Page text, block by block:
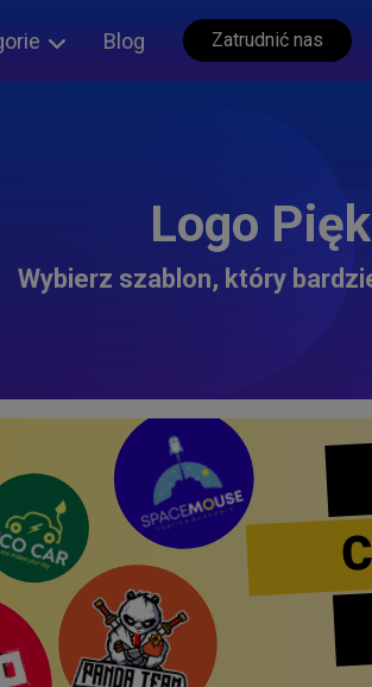
Blog Zatrudnić nas
Logo
Wybierz szablon, który